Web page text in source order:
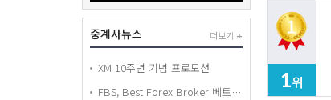
중계사뉴스
XM 10주년 기념 프로모션
FBS, Best Forex Broker 베트남 어워드 수상
더보기 +
1위